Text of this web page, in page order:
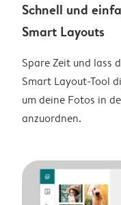
Schnell und
Smart Layouts
Spare Zeit und lass
Smart Layout-Tool
um deine Fotos in
anzuordnen.